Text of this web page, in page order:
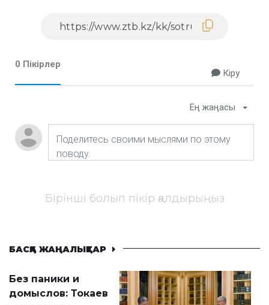
0 Пікірлер
Кіру
Ең жаңасы
Бірінші болып пікір қалдырыңыз
БАСҚА ЖАҢАЛЫҚТАР
Без паники и
домыслов: Токаев